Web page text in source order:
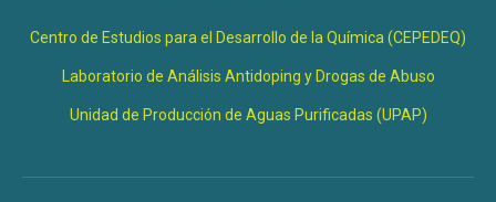
Centro de Estudios para el Desarrollo de la Química (CEPEDEQ)
Laboratorio de Análisis Antidoping y Drogas de Abuso
Unidad de Producción de Aguas Purificadas (UPAP)